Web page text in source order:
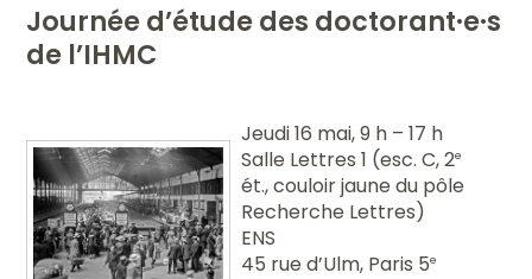
Journée d’étude des doctorant·e·s
de l’IHMC
Jeudi 16 mai, 9 h – 17 h
Salle Lettres 1 (esc. C, 2e
ét., couloir jaune du pôle
Recherche Lettres)
ENS
45 rue d’Ulm, Paris 5e